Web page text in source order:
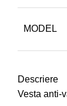
MODEL
Descriere
Vesta anti-